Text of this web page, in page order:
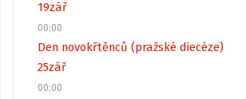
19zář
00:00
Den novokřtěnců (pražské diecéze)
25zář
00:00